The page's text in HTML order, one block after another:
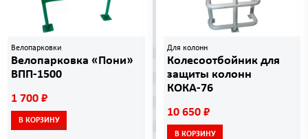
Велопарковки
Велопарковка «Пони»
ВПП-1500
1 700 ₽
В КОРЗИНУ
Для колонн
Колесоотбойник для
защиты колонн
КОКА-76
10 650 ₽
В КОРЗИНУ